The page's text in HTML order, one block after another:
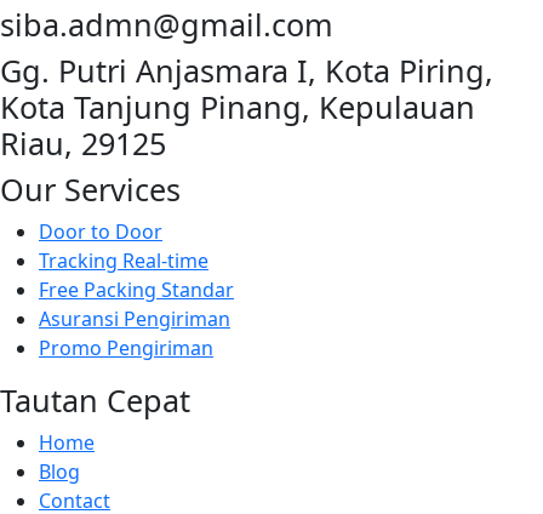
siba.admn@gmail.com
Gg. Putri Anjasmara I, Kota Piring,
Kota Tanjung Pinang, Kepulauan
Riau, 29125
Our Services
Door to Door
Tracking Real-time
Free Packing Standar
Asuransi Pengiriman
Promo Pengiriman
Tautan Cepat
Home
Blog
Contact